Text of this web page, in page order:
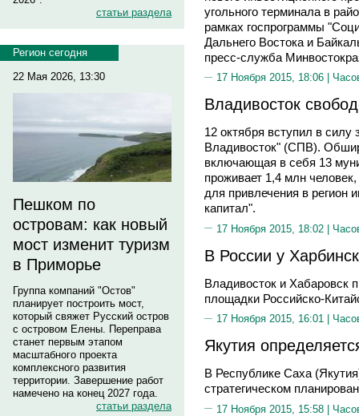
статьи раздела
Регион сегодня
22 Мая 2026, 13:30
Пешком по
островам: как новый
мост изменит туризм
в Приморье
Группа компаний "Остов"
планирует построить мост,
который свяжет Русский остров
с островом Елены. Переправа
станет первым этапом
масштабного проекта
комплексного развития
территории. Завершение работ
намечено на конец 2027 года.
статьи раздела
угольного терминала в
рамках госпрограммы
Дальнего Востока и
пресс-служба
17 Ноября 2015, 18:06 |
Владивосток
12 октября вступил в
Владивосток" (СПВ).
включающая в себя 13
проживает 1,4 млн
для привлечения в регион
капитал".
17 Ноября 2015, 18:02 |
В России у
Владивосток и Хабаровск
площадки Российско-
17 Ноября 2015, 16:01 |
Якутия
В Республике Саха
стратегическом
17 Ноября 2015, 15:58 |